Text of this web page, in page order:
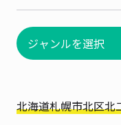
北海道札幌市北区北